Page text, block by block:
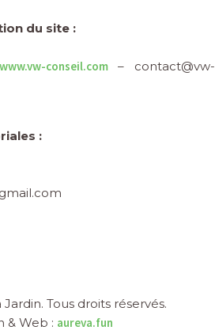
du site :
www.vw-conseil.com– contact@vw-
:
Tous droits réservés.
& Web : aureva.fun